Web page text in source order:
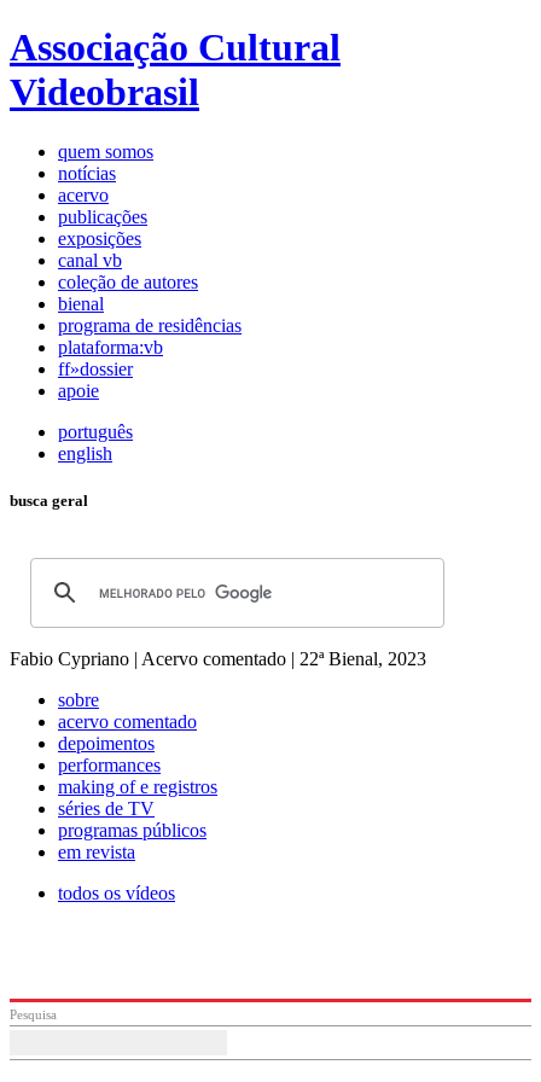
Associação Cultural
Videobrasil
quem somos
notícias
acervo
publicações
exposições
canal vb
coleção de autores
bienal
programa de residências
plataforma:vb
ff»dossier
apoie
português
english
busca geral
Fabio Cypriano | Acervo comentado | 22ª Bienal, 2023
sobre
acervo comentado
depoimentos
performances
making of e registros
séries de TV
programas públicos
em revista
todos os vídeos
Pesquisa